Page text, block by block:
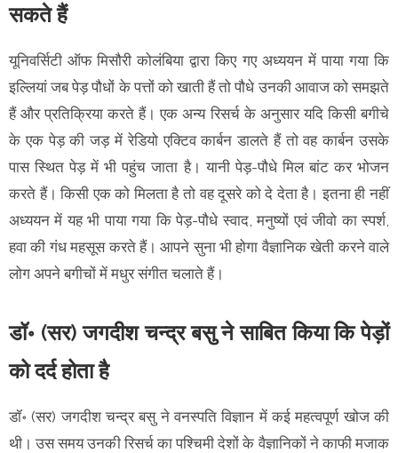
सकते हैं
यूनिवर्सिटी ऑफ मिसौरी कोलंबिया द्वारा किए गए अध्ययन में पाया गया कि
इल्लियां जब पेड़ पौधों के पत्तों को खाती हैं तो पौधे उनकी आवाज को समझते
हैं और प्रतिक्रिया करते हैं। एक अन्य रिसर्च के अनुसार यदि किसी बगीचे
के एक पेड़ की जड़ में रेडियो एक्टिव कार्बन डालते हैं तो वह कार्बन उसके
पास स्थित पेड़ में भी पहुंच जाता है। यानी पेड़-पौधे मिल बांट कर भोजन
करते हैं। किसी एक को मिलता है तो वह दूसरे को दे देता है। इतना ही नहीं
अध्ययन में यह भी पाया गया कि पेड़-पौधे स्वाद, मनुष्यों एवं जीवो का स्पर्श,
हवा की गंध महसूस करते हैं। आपने सुना भी होगा वैज्ञानिक खेती करने वाले
लोग अपने बगीचों में मधुर संगीत चलाते हैं।
डॉ॰ (सर) जगदीश चन्द्र बसु ने साबित किया कि पेड़ों
को दर्द होता है
डॉ॰ (सर) जगदीश चन्द्र बसु ने वनस्पति विज्ञान में कई महत्वपूर्ण खोज की
थी। उस समय उनकी रिसर्च का पश्चिमी देशों के वैज्ञानिकों ने काफी मजाक